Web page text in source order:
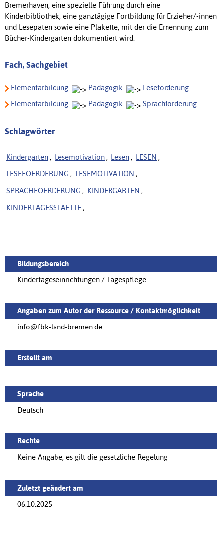
Bremerhaven, eine spezielle Führung durch eine
Kinderbibliothek, eine ganztägige Fortbildung für Erzieher/-innen
und Lesepaten sowie eine Plakette, mit der die Ernennung zum
Bücher-Kindergarten dokumentiert wird.
Fach, Sachgebiet
Elementarbildung Pädagogik
Leseförderung
Elementarbildung
Pädagogik Sprachförderung
Schlagwörter
Kindergarten , Lesemotivation , Lesen , LESEN ,
LESEFOERDERUNG , LESEMOTIVATION ,
SPRACHFOERDERUNG , KINDERGARTEN ,
KINDERTAGESSTAETTE ,
Bildungsbereich
Kindertageseinrichtungen / Tagespflege
Angaben zum Autor der Ressource / Kontaktmöglichkeit
info@fbk-land-bremen.de
Erstellt am
Sprache
Deutsch
Rechte
Keine Angabe, es gilt die gesetzliche Regelung
Zuletzt geändert am
06.10.2025